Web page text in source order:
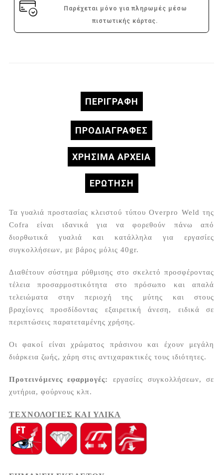
Παρέχεται μόνο για πληρωμές μέσω
πιστωτικής κάρτας.
ΠΕΡΙΓΡΑΦΉ
ΠΡΟΔΙΑΓΡΑΦΈΣ
ΧΡΗΣΙΜΑ ΑΡΧΕΙΑ
ΕΡΏΤΗΣΗ
Τα γυαλιά προστασίας κλειστού τύπου Overpro Weld της
Cofra είναι ιδανικά για να φορεθούν πάνω από
διορθωτικά γυαλιά και κατάλληλα για εργασίες
συγκολλήσεων, με βάρος μόλις 40gr.
Διαθέτουν σύστημα ρύθμισης στο σκελετό προσφέροντας
τέλεια προσαρμοστικότητα στο πρόσωπο και απαλά
τελειώματα στην περιοχή της μύτης και στους
βραχίονες προσδίδοντας εξαιρετική άνεση, ειδικά σε
περιπτώσεις παρατεταμένης χρήσης.
Οι φακοί είναι χρώματος πράσινου και έχουν μεγάλη
διάρκεια ζωής, χάρη στις αντιχαρακτικές τους ιδιότητες.
Προτεινόμενες εφαρμογές:
εργασίες συγκολλήσεων, σε
χυτήρια, φούρνους κλπ.
ΤΕΧΝΟΛΟΓΙΕΣ ΚΑΙ ΥΛΙΚΑ